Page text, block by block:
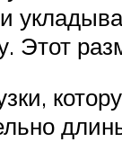
Этот